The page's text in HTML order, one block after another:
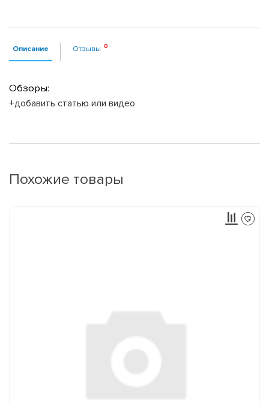
Описание Отзывы
Обзоры:
+добавить статью или видео
Похожие товары